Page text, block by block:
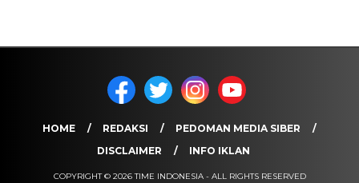
HOME REDAKSI
PEDOMAN MEDIA SIBER
DISCLAIMER
INFO IKLAN
COPYRIGHT © 2026 TIME INDONESIA - ALL RIGHTS RESERVED